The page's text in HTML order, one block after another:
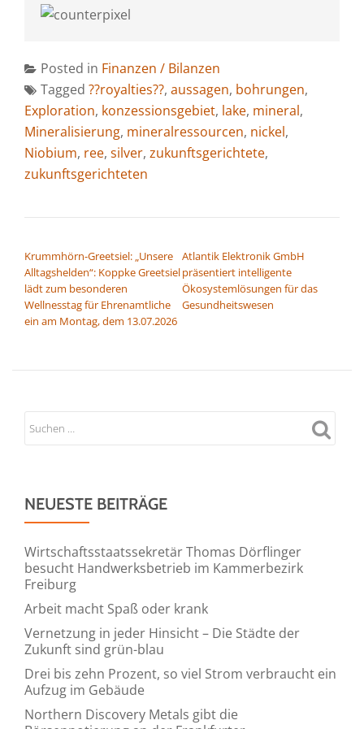
Posted in Finanzen / Bilanzen
Tagged ??royalties??, aussagen, bohrungen,
Exploration, konzessionsgebiet, lake, mineral,
Mineralisierung, mineralressourcen, nickel,
Niobium, ree, silver, zukunftsgerichtete,
zukunftsgerichteten
Krummhörn-Greetsiel: „Unsere
Alltagshelden“: Koppke Greetsiel
lädt zum besonderen
Wellnesstag für Ehrenamtliche
ein am Montag, dem 13.07.2026
Atlantik Elektronik GmbH
präsentiert intelligente
Ökosystemlösungen für das
Gesundheitswesen
NEUESTE BEITRÄGE
Wirtschaftsstaatssekretär Thomas Dörflinger
besucht Handwerksbetrieb im Kammerbezirk
Freiburg
Arbeit macht Spaß oder krank
Vernetzung in jeder Hinsicht – Die Städte der
Zukunft sind grün-blau
Drei bis zehn Prozent, so viel Strom verbraucht ein
Aufzug im Gebäude
Northern Discovery Metals gibt die